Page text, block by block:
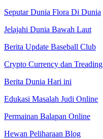
Seputar Dunia Flora Di Dunia
Jelajahi Dunia Bawah Laut
Berita Update Baseball Club
Crypto Currency dan Treading
Berita Dunia Hari ini
Edukasi Masalah Judi Online
Permainan Balapan Online
Hewan Peliharaan Blog